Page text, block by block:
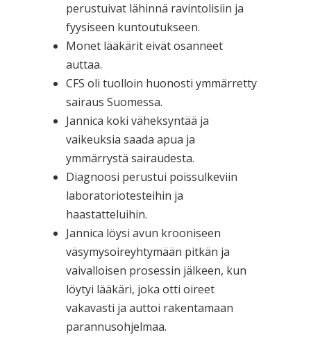
perustuivat lähinnä ravintolisiin ja
fyysiseen kuntoutukseen.
Monet lääkärit eivät osanneet
auttaa.
CFS oli tuolloin huonosti ymmärretty
sairaus Suomessa.
Jannica koki väheksyntää ja
vaikeuksia saada apua ja
ymmärrystä sairaudesta.
Diagnoosi perustui poissulkeviin
laboratoriotesteihin ja
haastatteluihin.
Jannica löysi avun krooniseen
väsymysoireyhtymään pitkän ja
vaivalloisen prosessin jälkeen, kun
löytyi lääkäri, joka otti oireet
vakavasti ja auttoi rakentamaan
parannusohjelmaa.